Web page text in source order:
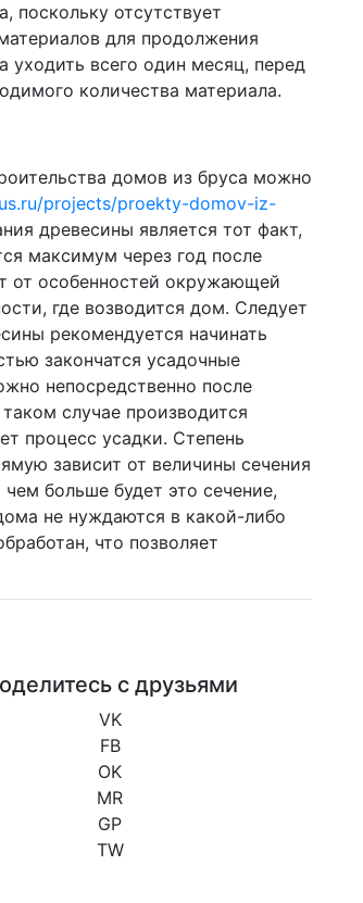
поскольку отсутствует
для продолжения
уходить всего один месяц, перед
количества материала.
домов из бруса можно
projects/proekty-domov-iz-
древесины является тот факт,
максимум через год после
от особенностей окружающей
где возводится дом. Следует
рекомендуется начинать
закончатся усадочные
непосредственно после
случае производится
процесс усадки. Степень
зависит от величины сечения
больше будет это сечение,
не нуждаются в какой-либо
что позволяет
с друзьями
VK
FB
OK
MR
GP
TW